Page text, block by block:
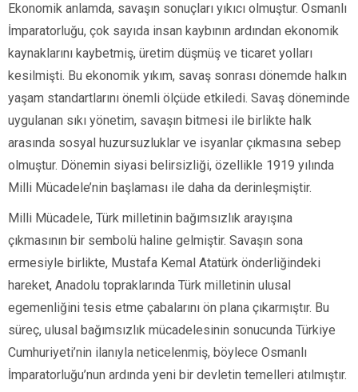
Ekonomik anlamda, savaşın sonuçları yıkıcı olmuştur. Osmanlı
İmparatorluğu, çok sayıda insan kaybının ardından ekonomik
kaynaklarını kaybetmiş, üretim düşmüş ve ticaret yolları
kesilmişti. Bu ekonomik yıkım, savaş sonrası dönemde halkın
yaşam standartlarını önemli ölçüde etkiledi. Savaş döneminde
uygulanan sıkı yönetim, savaşın bitmesi ile birlikte halk
arasında sosyal huzursuzluklar ve isyanlar çıkmasına sebep
olmuştur. Dönemin siyasi belirsizliği, özellikle 1919 yılında
Milli Mücadele’nin başlaması ile daha da derinleşmiştir.
Milli Mücadele, Türk milletinin bağımsızlık arayışına
çıkmasının bir sembolü haline gelmiştir. Savaşın sona
ermesiyle birlikte, Mustafa Kemal Atatürk önderliğindeki
hareket, Anadolu topraklarında Türk milletinin ulusal
egemenliğini tesis etme çabalarını ön plana çıkarmıştır. Bu
süreç, ulusal bağımsızlık mücadelesinin sonucunda Türkiye
Cumhuriyeti’nin ilanıyla neticelenmiş, böylece Osmanlı
İmparatorluğu’nun ardında yeni bir devletin temelleri atılmıştır.